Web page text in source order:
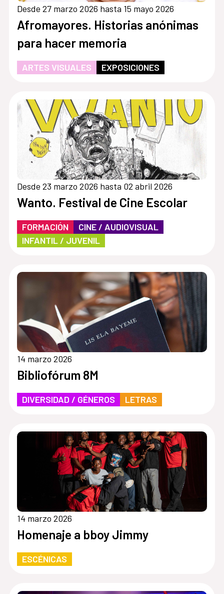
Desde 27 marzo 2026 hasta 15 mayo 2026
Afromayores. Historias anónimas
para hacer memoria
ARTES VISUALES EXPOSICIONES
Desde 23 marzo 2026 hasta 02 abril 2026
Wanto. Festival de Cine Escolar
FORMACIÓN
CINE / AUDIOVISUAL
INFANTIL / JUVENIL
14 marzo 2026
Bibliofórum 8M
DIVERSIDAD / GÉNEROS LETRAS
14 marzo 2026
Homenaje a bboy Jimmy
ESCÉNICAS